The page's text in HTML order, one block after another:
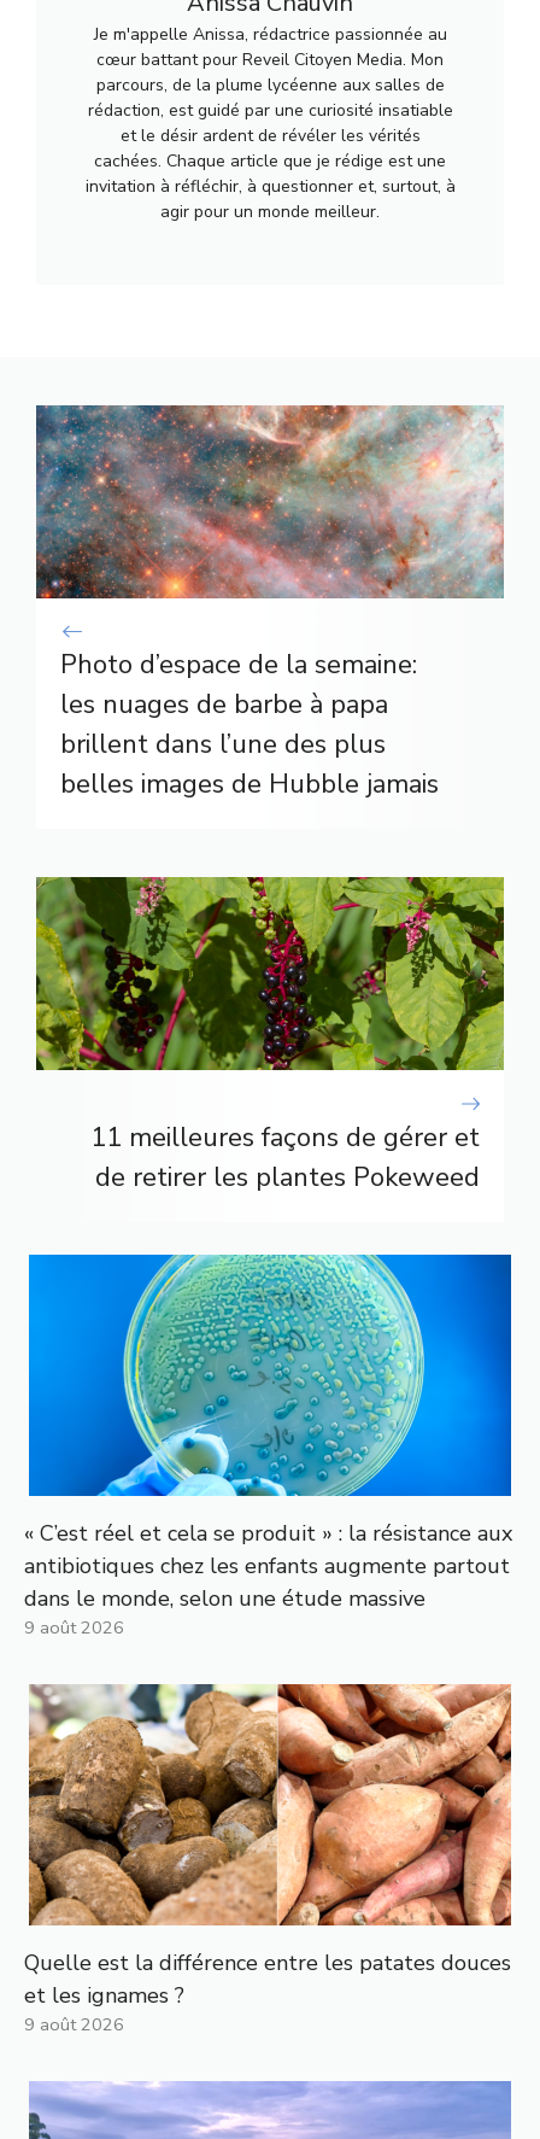
Je m'appelle Anissa, rédactrice passionnée au
cœur battant pour Reveil Citoyen Media. Mon
parcours, de la plume lycéenne aux salles de
rédaction, est guidé par une curiosité insatiable
et le désir ardent de révéler les vérités
cachées. Chaque article que je rédige est une
invitation à réfléchir, à questionner et, surtout, à
agir pour un monde meilleur.
Photo d’espace de la semaine:
les nuages ​​de barbe à papa
brillent dans l’une des plus
belles images de Hubble jamais
11 meilleures façons de gérer et
de retirer les plantes Pokeweed
« C’est réel et cela se produit » : la résistance aux
antibiotiques chez les enfants augmente partout
dans le monde, selon une étude massive
9 août 2026
Quelle est la différence entre les patates douces
et les ignames ?
9 août 2026